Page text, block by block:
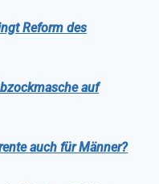
Reform des
auf
auch für Männer?